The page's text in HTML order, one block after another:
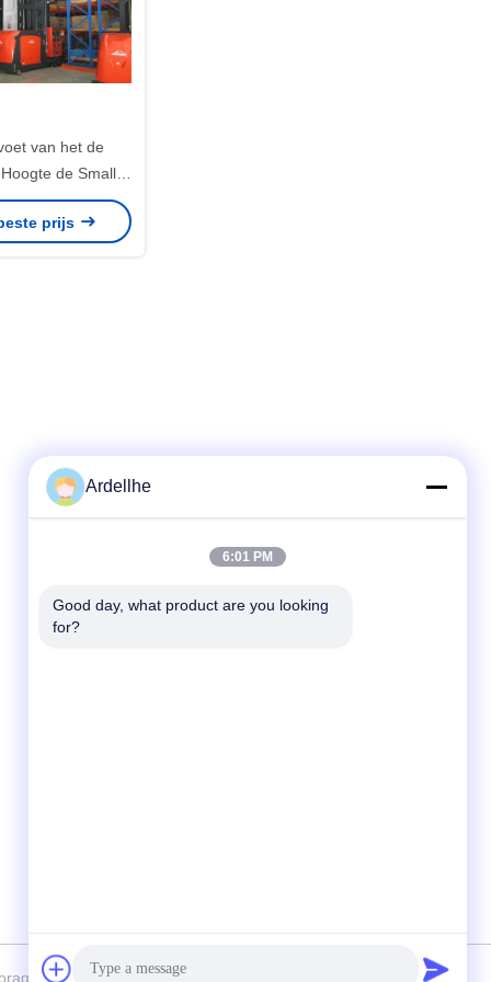
van het de
de Smalle
van de het
Ruimte & de
prijs
Tel
Equipment Co., Ltd Allemaal. Alle rechten voorbehouden.
Ardellhe
6:01 PM
Good day, what product are you looking
for?